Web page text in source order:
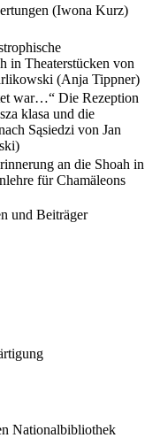
(Iwona Kurz)
in Theaterstücken von
(Anja Tippner)
war…“ Die Rezeption
klasa und die
Sąsiedzi von Jan
an die Shoah in
für Chamäleons
und Beiträger
Nationalbibliothek